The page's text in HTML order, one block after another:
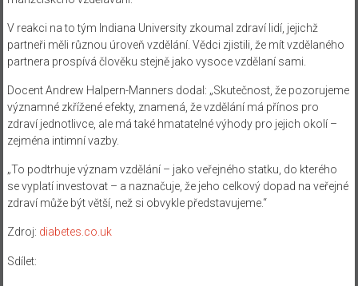
V reakci na to tým Indiana University zkoumal zdraví lidí, jejichž
partneři měli různou úroveň vzdělání. Vědci zjistili, že mít vzdělaného
partnera prospívá člověku stejně jako vysoce vzdělaní sami.
Docent Andrew Halpern-Manners dodal: „Skutečnost, že pozorujeme
významné zkřížené efekty, znamená, že vzdělání má přínos pro
zdraví jednotlivce, ale má také hmatatelné výhody pro jejich okolí –
zejména intimní vazby.
„To podtrhuje význam vzdělání – jako veřejného statku, do kterého
se vyplatí investovat – a naznačuje, že jeho celkový dopad na veřejné
zdraví může být větší, než si obvykle představujeme.“
Zdroj: diabetes.co.uk
Sdílet: